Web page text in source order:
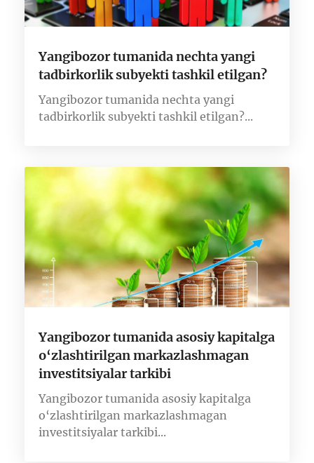
Yangibozor tumanida nechta yangi
tadbirkorlik subyekti tashkil etilgan?
Yangibozor tumanida nechta yangi
tadbirkorlik subyekti tashkil etilgan?...
Yangibozor tumanida asosiy kapitalga
o‘zlashtirilgan markazlashmagan
investitsiyalar tarkibi
Yangibozor tumanida asosiy kapitalga
o‘zlashtirilgan markazlashmagan
investitsiyalar tarkibi...